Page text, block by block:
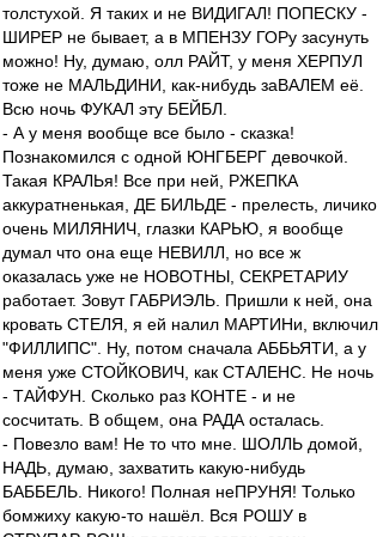
толстухой. Я таких и не ВИДИГАЛ! ПОПЕСКУ -
ШИРЕР не бывает, а в МПЕНЗУ ГОРу засунуть
можно! Ну, думаю, олл РАЙТ, у меня ХЕРПУЛ
тоже не МАЛЬДИНИ, как-нибудь заВАЛЕМ её.
Всю ночь ФУКАЛ эту БЕЙБЛ.
- А у меня вообще все было - сказка!
Познакомился с одной ЮНГБЕРГ девочкой.
Такая КРАЛЬя! Все при ней, РЖЕПКА
аккуратненькая, ДЕ БИЛЬДЕ - прелесть, личико
очень МИЛЯНИЧ, глазки КАРЬЮ, я вообще
думал что она еще НЕВИЛЛ, но все ж
оказалась уже не НОВОТНЫ, СЕКРЕТАРИУ
работает. Зовут ГАБРИЭЛЬ. Пришли к ней, она
кровать СТЕЛЯ, я ей налил МАРТИНи, включил
"ФИЛЛИПС". Ну, потом сначала АББЬЯТИ, а у
меня уже СТОЙКОВИЧ, как СТАЛЕНС. Не ночь
- ТАЙФУН. Сколько раз КОНТЕ - и не
сосчитать. В общем, она РАДА осталась.
- Повезло вам! Не то что мне. ШОЛЛЬ домой,
НАДЬ, думаю, захватить какую-нибудь
БАББЕЛЬ. Никого! Полная неПРУНЯ! Только
бомжиху какую-то нашёл. Вся РОШУ в